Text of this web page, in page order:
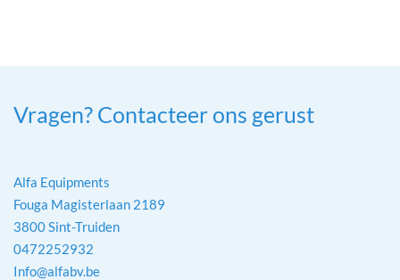
Vragen? Contacteer ons gerust
Alfa Equipments
Fouga Magisterlaan 2189
3800 Sint-Truiden
0472252932
Info@alfabv.be